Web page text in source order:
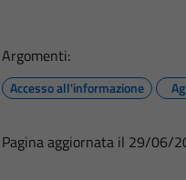
Argomenti:
Accesso all'informazione
Pagina aggiornata il 29/06/